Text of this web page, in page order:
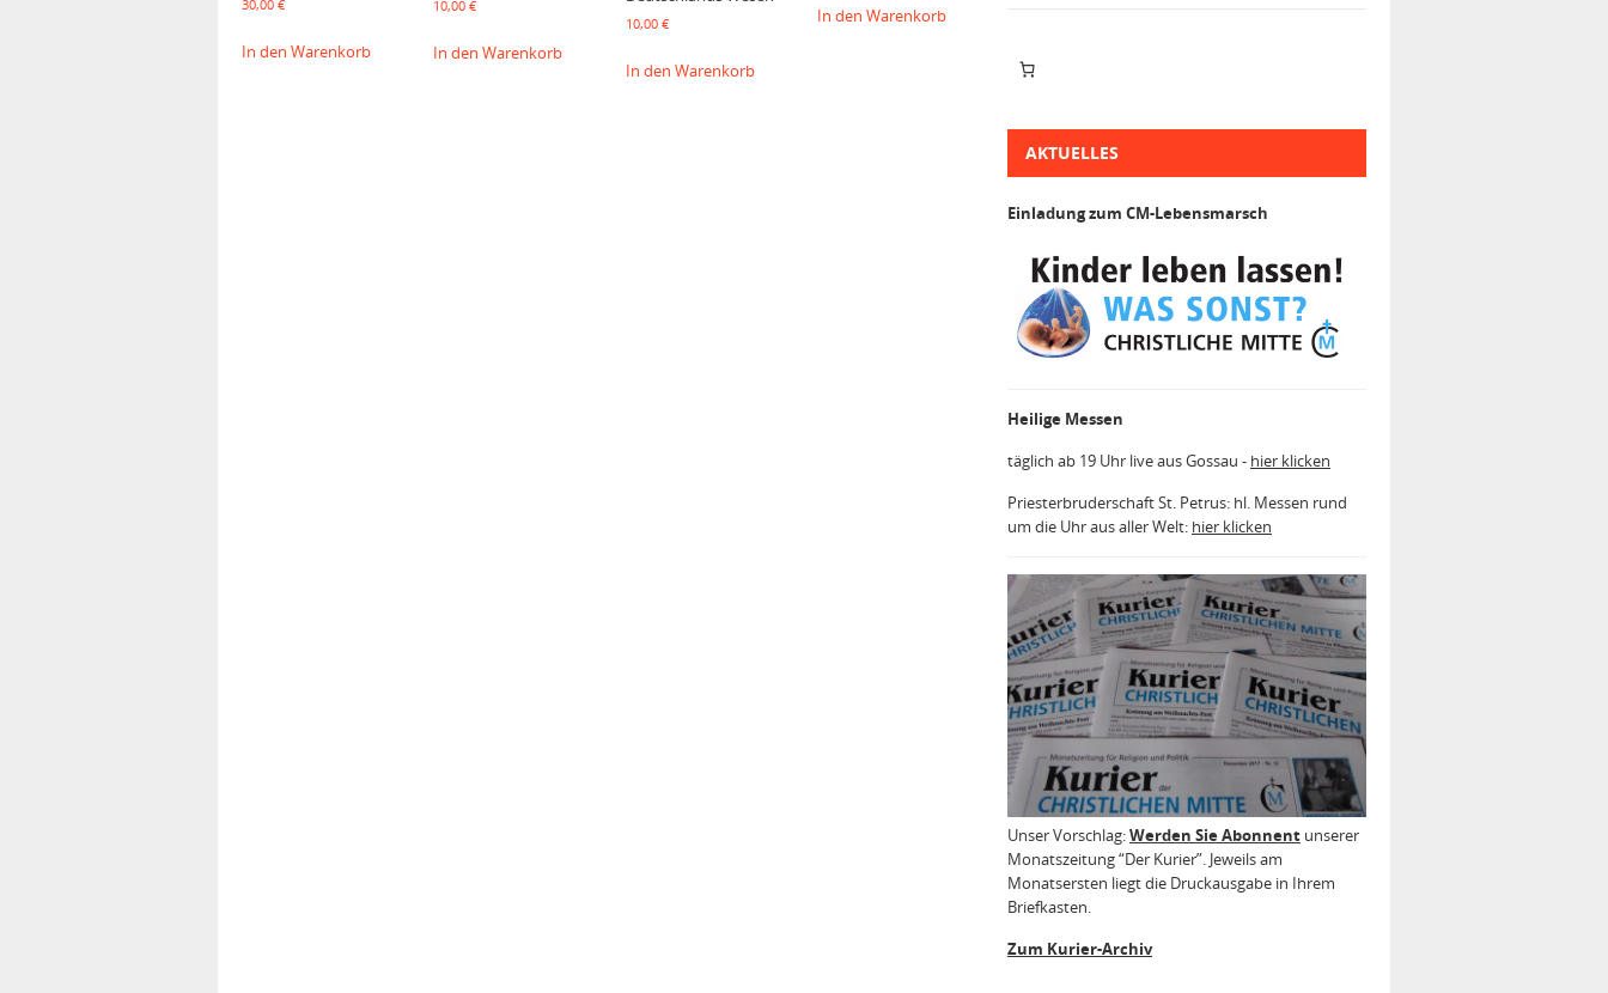
30,00 €
In den Warenkorb
10,00€
In den Warenkorb
10,00 €
In den Warenkorb
In den Warenkorb
AKTUELLES
Einladung zum CM-Lebensmarsch
Heilige Messen
täglich ab 19 Uhr live aus Gossau - hier klicken
Priesterbruderschaft St. Petrus: hl. Messen rund
um die Uhr aus aller Welt: hier klicken
Unser Vorschlag:Werden Sie Abonnent unserer
Monatszeitung “Der Kurier”. Jeweils am
Monatsersten liegt die Druckausgabe in Ihrem
Briefkasten.
Zum Kurier-Archiv